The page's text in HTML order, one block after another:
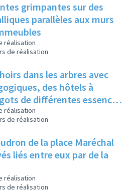
grimpantes sur des
parallèles aux murs
réalisation
de réalisation
dans les arbres avec
des hôtels à
de différentes essences
sur la place du
réalisation
de réalisation
de la place Maréchal
liés entre eux par de la
réalisation
de réalisation